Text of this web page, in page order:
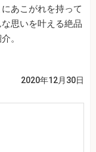
あこがれを持って
思いを叶える絶品
。
2020年12月30日